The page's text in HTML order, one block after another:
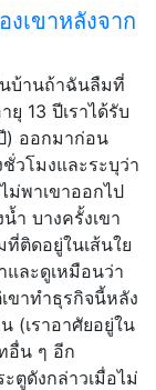
เขาหลังจาก
บ้านถ้าฉันลืมที่
13 ปีเราได้รับ
) ออกมาก่อน
วโมงและระบุว่า
ม่พาเขาออกไป
ำ บางครั้งเขา
ติดอยู่ในเส้นใย
และดูเหมือนว่า
ขาทำธุรกิจนี้หลัง
(เราอาศัยอยู่ใน
อื่น ๆ อีก
ตูดังกล่าวเมื่อไม่